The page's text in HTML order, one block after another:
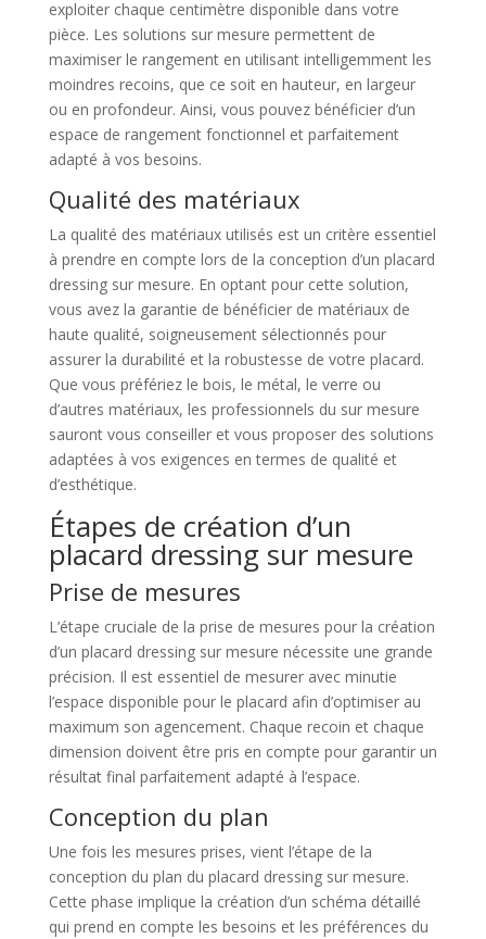
exploiter chaque centimètre disponible dans votre
pièce. Les solutions sur mesure permettent de
maximiser le rangement en utilisant intelligemment les
moindres recoins, que ce soit en hauteur, en largeur
ou en profondeur. Ainsi, vous pouvez bénéficier d’un
espace de rangement fonctionnel et parfaitement
adapté à vos besoins.
Qualité des matériaux
La qualité des matériaux utilisés est un critère essentiel
à prendre en compte lors de la conception d’un placard
dressing sur mesure. En optant pour cette solution,
vous avez la garantie de bénéficier de matériaux de
haute qualité, soigneusement sélectionnés pour
assurer la durabilité et la robustesse de votre placard.
Que vous préfériez le bois, le métal, le verre ou
d’autres matériaux, les professionnels du sur mesure
sauront vous conseiller et vous proposer des solutions
adaptées à vos exigences en termes de qualité et
d’esthétique.
Étapes de création d’un
placard dressing sur mesure
Prise de mesures
L’étape cruciale de la prise de mesures pour la création
d’un placard dressing sur mesure nécessite une grande
précision. Il est essentiel de mesurer avec minutie
l’espace disponible pour le placard afin d’optimiser au
maximum son agencement. Chaque recoin et chaque
dimension doivent être pris en compte pour garantir un
résultat final parfaitement adapté à l’espace.
Conception du plan
Une fois les mesures prises, vient l’étape de la
conception du plan du placard dressing sur mesure.
Cette phase implique la création d’un schéma détaillé
qui prend en compte les besoins et les préférences du